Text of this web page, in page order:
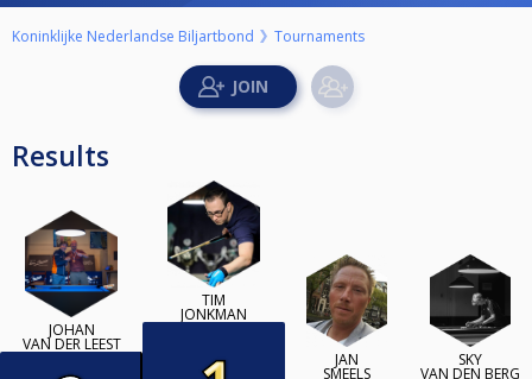
Koninklijke Nederlandse Biljartbond Tournaments
Results
JOHAN
VAN DER LEEST
TIM
JONKMAN
JAN
SMEELS
SKY
VAN DEN BERG